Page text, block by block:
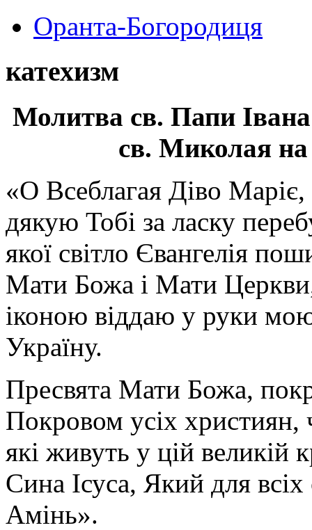
Оранта-Богородиця
катехизм
Молитва св. Папи
св. Миколая на
«О Всеблагая Діво
дякую Тобі за ласку
якої світло Євангелія
Мати Божа і Мати
іконою віддаю у руки
Україну.
Пресвята Мати Божа,
Покровом усіх християн,
які живуть у цій великій
Сина Ісуса, Який для
Амінь».